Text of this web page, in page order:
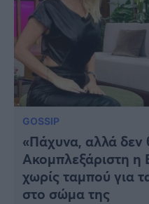
GOSSIP
«Πάχυνα, αλλά
Ακομπλεξάριστη η
χωρίς ταμπού για
στο σώμα της